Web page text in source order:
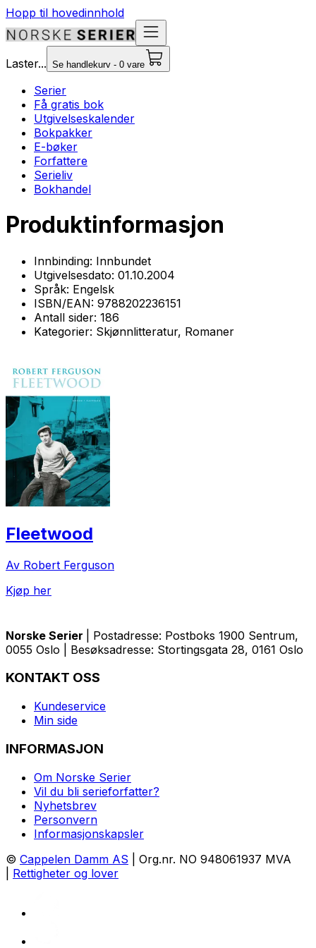
Hopp til hovedinnhold
Laster... Se handlekurv - 0 vare
Serier
Få gratis bok
Utgivelseskalender
Bokpakker
E-bøker
Forfattere
Serieliv
Bokhandel
Produktinformasjon
Innbinding: Innbundet
Utgivelsesdato: 01.10.2004
Språk: Engelsk
ISBN/EAN: 9788202236151
Antall sider: 186
Kategorier: Skjønnlitteratur, Romaner
Fleetwood
Av Robert Ferguson
Kjøp her
Norske Serier
| Postadresse: Postboks 1900 Sentrum,
0055 Oslo | Besøksadresse: Stortingsgata 28, 0161 Oslo
KONTAKT OSS
Kundeservice
Min side
INFORMASJON
Om Norske Serier
Vil du bli serieforfatter?
Nyhetsbrev
Personvern
Informasjonskapsler
© Cappelen Damm AS | Org.nr. NO 948061937 MVA
Rettigheter og lover